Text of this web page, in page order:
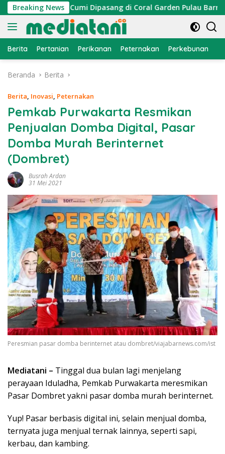
Langsung
ke
konten
Breaking News
Cumi Dipasang di Coral Garden Pulau Barrang Caddi
Berita Pertanian Perikanan Peternakan Perkebunan
Beranda Berita
Berita, Inovasi, Peternakan
Pemkab Purwakarta Resmikan
Penjualan Domba Digital, Pasar
Domba Murah Berinternet
(Dombret)
Busrah Ardan
31 Mei 2021
Peresmian pasar domba berinternet atau dombret/viajabarnews.com/ist
Mediatani – Tinggal dua bulan lagi menjelang
perayaan Iduladha, Pemkab Purwakarta meresmikan
Pasar Dombret yakni pasar domba murah berinternet.
Yup! Pasar berbasis digital ini, selain menjual domba,
ternyata juga menjual ternak lainnya, seperti sapi,
kerbau, dan kambing.